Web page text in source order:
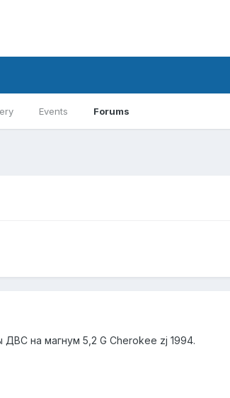
Events Forums
на магнум 5,2 G Cherokee zj 1994.